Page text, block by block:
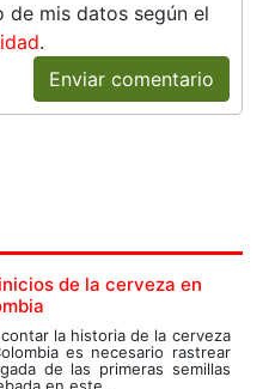
mis datos según el
.
Enviar comentario
de la cerveza en
contar la historia de la cerveza
es necesario rastrear
de las primeras semillas